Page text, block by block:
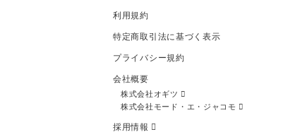
利用規約
特定商取引法に基づく表示
プライバシー規約
会社概要
株式会社オギツ
株式会社モード・エ・ジャコモ
採用情報